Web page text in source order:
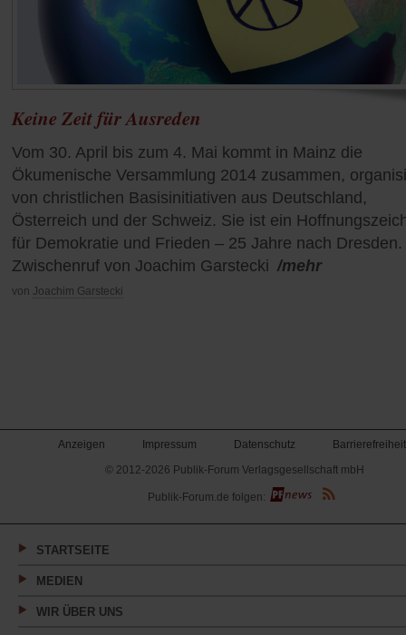
Keine Zeit für Ausreden
Vom 30. April bis zum 4. Mai kommt in Mainz die
Ökumenische Versammlung 2014 zusammen,
von christlichen Basisinitiativen aus Deutschland,
Österreich und der Schweiz. Sie ist ein
für Demokratie und Frieden – 25 Jahre nach Dresden.
Zwischenruf von Joachim Garstecki /mehr
von Joachim Garstecki
Anzeigen Impressum Datenschutz
Barrierefreiheit
© 2012-2026 Publik-Forum Verlagsgesellschaft mbH
(Öffnet
in
neuen
Publik-Forum.de folgen:
STARTSEITE
MEDIEN
WIR ÜBER UNS